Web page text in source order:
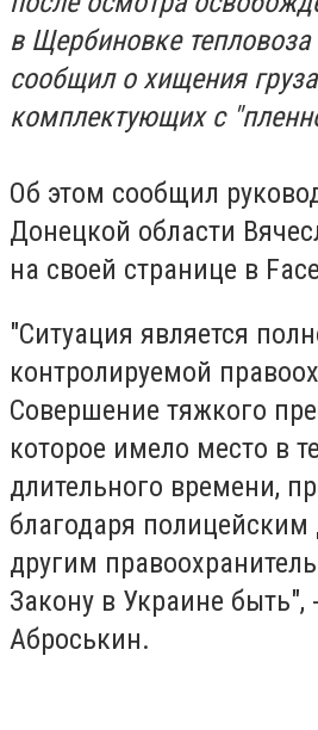
в Щербиновке тепловоза
сообщил о хищения
комплектующих с
Об этом сообщил
Донецкой области
на своей странице в
"Ситуация является
контролируемой
Совершение тяжкого
которое имело место в
длительного времени,
благодаря
другим
Закону в Украине быть",
Аброськин.